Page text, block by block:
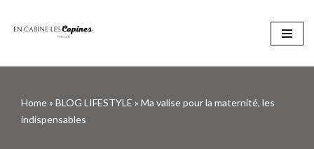
Home» BLOG LIFESTYLE » Ma valise pour la maternité, les
indispensables